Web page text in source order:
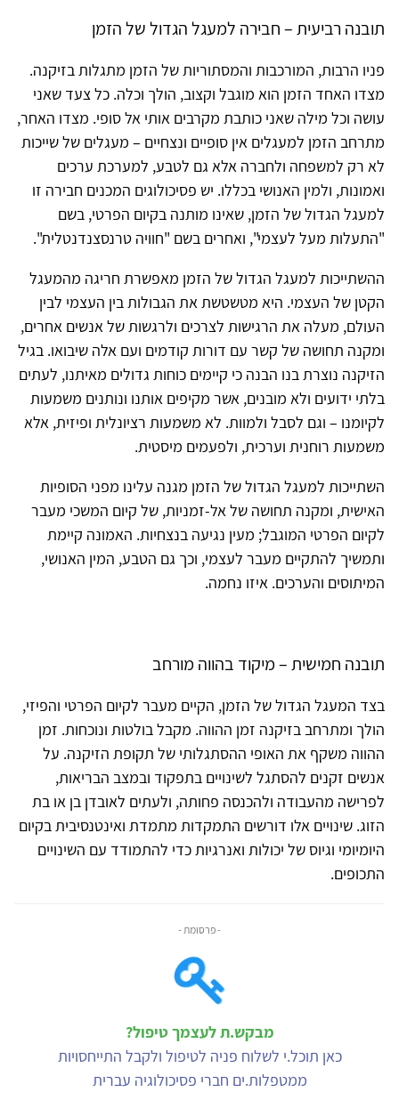
תובנה רביעית – חבירה למעגל הגדול של הזמן
פניו הרבות, המורכבות והמסתוריות של הזמן מתגלות בזיקנה.
מצדו האחד הזמן הוא מוגבל וקצוב, הולך וכלה. כל צעד שאני
עושה וכל מילה שאני כותבת מקרבים אותי אל סופי. מצדו האחר,
מתרחב הזמן למעגלים אין סופיים ונצחיים – מעגלים של שייכות
לא רק למשפחה ולחברה אלא גם לטבע, למערכת ערכים
ואמונות, ולמין האנושי בכללו. יש פסיכולוגים המכנים חבירה זו
למעגל הגדול של הזמן, שאינו מותנה בקיום הפרטי, בשם
"התעלות מעל לעצמי", ואחרים בשם "חוויה טרנסצנדנטלית".
ההשתייכות למעגל הגדול של הזמן מאפשרת חריגה מהמעגל
הקטן של העצמי. היא מטשטשת את הגבולות בין העצמי לבין
העולם, מעלה את הרגישות לצרכים ולרגשות של אנשים אחרים,
ומקנה תחושה של קשר עם דורות קודמים ועם אלה שיבואו. בגיל
הזיקנה נוצרת בנו הבנה כי קיימים כוחות גדולים מאיתנו, לעתים
בלתי ידועים ולא מובנים, אשר מקיפים אותנו ונותנים משמעות
לקיומנו – וגם לסבל ולמוות. לא משמעות רציונלית ופיזית, אלא
משמעות רוחנית וערכית, ולפעמים מיסטית.
השתייכות למעגל הגדול של הזמן מגנה עלינו מפני הסופיות
האישית, ומקנה תחושה של אל-זמניות, של קיום המשכי מעבר
לקיום הפרטי המוגבל; מעין נגיעה בנצחיות. האמונה קיימת
ותמשיך להתקיים מעבר לעצמי, וכך גם הטבע, המין האנושי,
המיתוסים והערכים. איזו נחמה.
תובנה חמישית – מיקוד בהווה מורחב
בצד המעגל הגדול של הזמן, הקיים מעבר לקיום הפרטי והפיזי,
הולך ומתרחב בזיקנה זמן ההווה. מקבל בולטות ונוכחות. זמן
ההווה משקף את האופי ההסתגלותי של תקופת הזיקנה. על
אנשים זקנים להסתגל לשינויים בתפקוד ובמצב הבריאות,
לפרישה מהעבודה ולהכנסה פחותה, ולעתים לאובדן בן או בת
הזוג. שינויים אלו דורשים התמקדות מתמדת ואינטנסיבית בקיום
היומיומי וגיוס של יכולות ואנרגיות כדי להתמודד עם השינויים
התכופים.
- פרסומת -
מבקש.ת לעצמך טיפול?
כאן תוכל.י לשלוח פניה לטיפול ולקבל התייחסויות
ממטפלות.ים חברי פסיכולוגיה עברית